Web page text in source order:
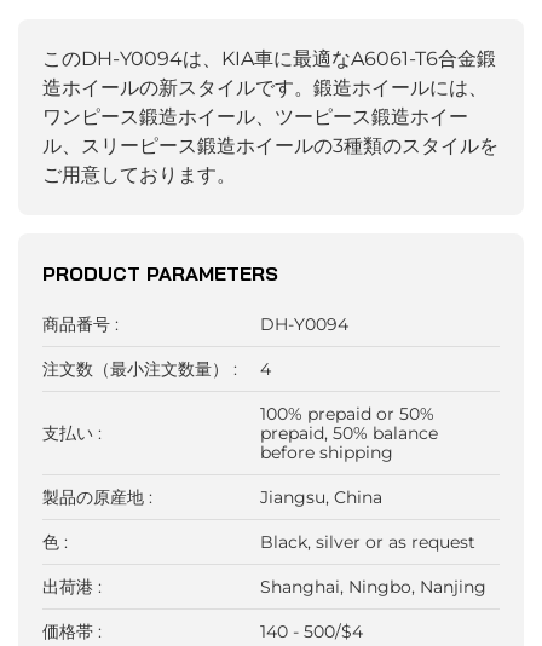
このDH-Y0094は、KIA車に最適なA6061-T6合金鍛
造ホイールの新スタイルです。鍛造ホイールには、
ワンピース鍛造ホイール、ツーピース鍛造ホイー
ル、スリーピース鍛造ホイールの3種類のスタイルを
ご用意しております。
PRODUCT PARAMETERS
商品番号 : DH-Y0094
注文数（最小注文数量） : 4
支払い :
100% prepaid or 50%
prepaid, 50% balance
before shipping
製品の原産地 : Jiangsu, China
色 : Black, silver or as request
出荷港 : Shanghai, Ningbo, Nanjing
価格帯 : 140 - 500/$4